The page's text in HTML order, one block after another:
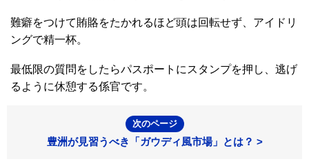
難癖をつけて賄賂をたかれるほど頭は回転せず、アイドリ
ングで精一杯。
最低限の質問をしたらパスポートにスタンプを押し、逃げ
るように休憩する係官です。
次のページ
豊洲が見習うべき「ガウディ風市場」とは？ >